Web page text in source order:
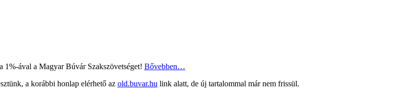
1%-ával a Magyar Búvár Szakszövetséget! Bővebben…
a korábbi honlap elérhető az old.buvar.hu link alatt, de új tartalommal már nem frissül.